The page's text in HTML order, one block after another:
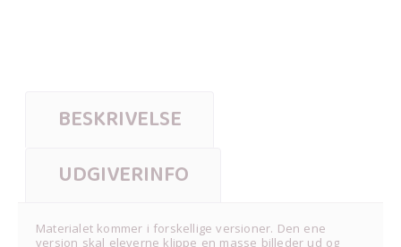
BESKRIVELSE
UDGIVERINFO
Materialet kommer i forskellige versioner. Den ene
version skal eleverne klippe en masse billeder ud og